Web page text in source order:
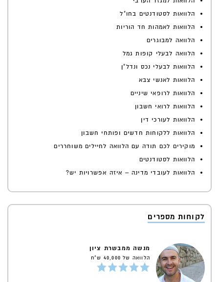
הלוואות לסטודנטים בחו"ל
הלוואות לאמהות חד הוריות
הלוואה למבוגרים
הלוואה לבעלי קופות גמל
הלוואות לבעלי נכס ונדל"ן
הלוואות לאנשי צבא
הלוואות לרופאי שיניים
הלוואות לרואי חשבון
הלוואות לעורכי דין
הלוואות ללקוחות חדשים ופותחי חשבון
מוקירים לכם תודה עם הלוואה לחיילים משוחררים
הלוואות לסטודנטים
הלוואות לעובדי מדינה – איזה אפשרויות יש?
לקוחות מספרים
מנשה ממבשרת ציון
הלוואה של 40,000 ש"ח